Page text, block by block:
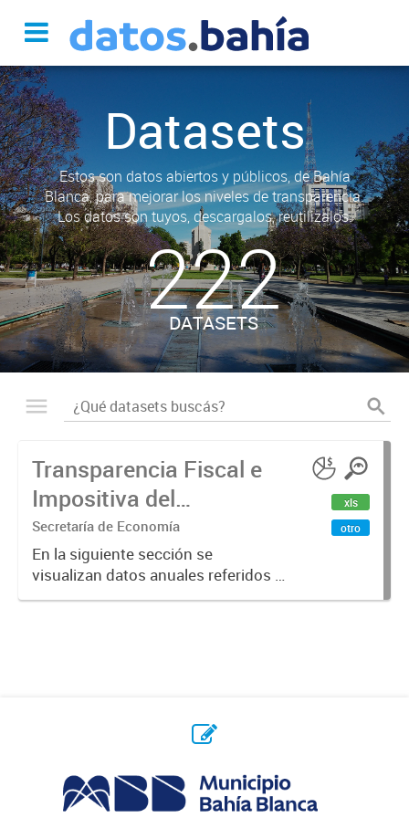
Datasets
Estos son datos abiertos y públicos, de Bahía
Blanca, para mejorar los niveles de transparencia.
Los datos son tuyos, descargalos, reutilizalos.
222
DATASETS
Transparencia Fiscal e
Impositiva del
Municipio. Año 2023
Secretaría de Economía
En la siguiente sección se
visualizan datos anuales referidos a
la transparencia fiscal e impositiva
xls
otro